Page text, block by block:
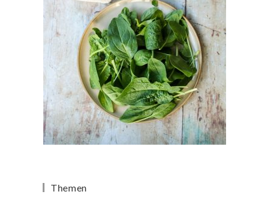
Themen